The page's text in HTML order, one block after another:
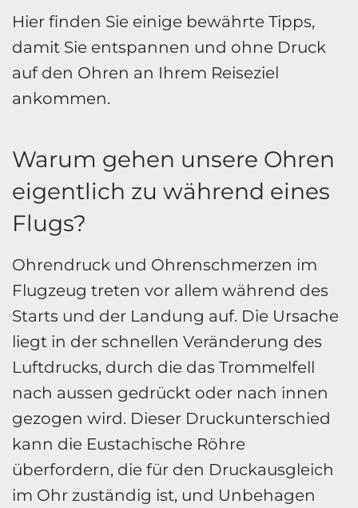
Hier finden Sie einige bewährte Tipps,
damit Sie entspannen und ohne Druck
auf den Ohren an Ihrem Reiseziel
ankommen.
Warum gehen unsere Ohren
eigentlich zu während eines
Flugs?
Ohrendruck und Ohrenschmerzen im
Flugzeug treten vor allem während des
Starts und der Landung auf. Die Ursache
liegt in der schnellen Veränderung des
Luftdrucks, durch die das Trommelfell
nach aussen gedrückt oder nach innen
gezogen wird. Dieser Druckunterschied
kann die Eustachische Röhre
überfordern, die für den Druckausgleich
im Ohr zuständig ist, und Unbehagen